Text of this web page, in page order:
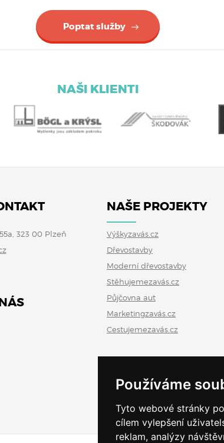
Používáme
Tyto webové stránky
cílem vylepšení
reklam, analýzy
Poptat služby
NAŠI KLIENTI
323 00 Plzeň
NAŠE PROJEKTY
Výškyzavás.cz
Dřevostavby
Moderní dřevostavby
Stěhujemezavás.cz
Půjčovna aut
Marketingzavás.cz
Cestujemezavás.cz